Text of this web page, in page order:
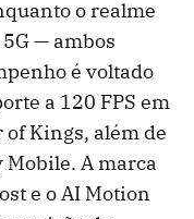
o realme
— ambos
é voltado
a 120 FPS em
Kings, além de
Mobile. A marca
e o AI Motion